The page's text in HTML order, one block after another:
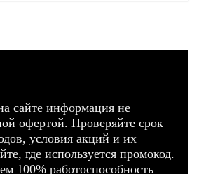
сайте информация не
офертой. Проверяйте срок
условия акций и их
где используется промокод.
100% работоспособность